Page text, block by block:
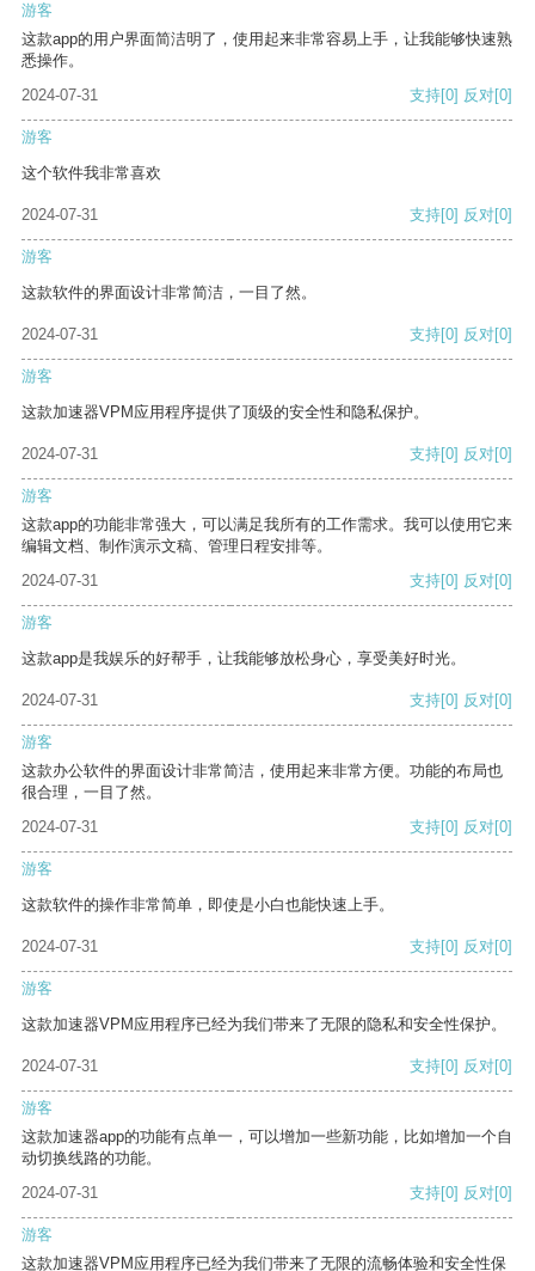
游客
这款app的用户界面简洁明了，使用起来非常容易上手，让我能够快速熟
悉操作。
2024-07-31
支持[0] 反对[0]
游客
这个软件我非常喜欢
2024-07-31 支持[0] 反对[0]
游客
这款软件的界面设计非常简洁，一目了然。
2024-07-31 支持[0] 反对[0]
游客
这款加速器VPM应用程序提供了顶级的安全性和隐私保护。
2024-07-31 支持[0] 反对[0]
游客
这款app的功能非常强大，可以满足我所有的工作需求。我可以使用它来
编辑文档、制作演示文稿、管理日程安排等。
2024-07-31
支持[0] 反对[0]
游客
这款app是我娱乐的好帮手，让我能够放松身心，享受美好时光。
2024-07-31 支持[0] 反对[0]
游客
这款办公软件的界面设计非常简洁，使用起来非常方便。功能的布局也
很合理，一目了然。
2024-07-31
支持[0] 反对[0]
游客
这款软件的操作非常简单，即使是小白也能快速上手。
2024-07-31 支持[0] 反对[0]
游客
这款加速器VPM应用程序已经为我们带来了无限的隐私和安全性保护。
2024-07-31 支持[0] 反对[0]
游客
这款加速器app的功能有点单一，可以增加一些新功能，比如增加一个自
动切换线路的功能。
2024-07-31
支持[0] 反对[0]
游客
这款加速器VPM应用程序已经为我们带来了无限的流畅体验和安全性保